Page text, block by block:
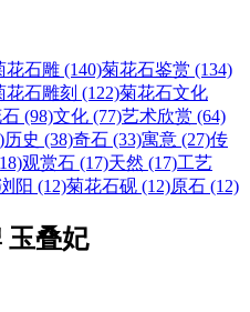
花石雕 (140)菊花石鉴赏 (134)
花石雕刻 (122)菊花石文化
(98)文化 (77)艺术欣赏 (64)
历史 (38)奇石 (33)寓意 (27)传
观赏石 (17)天然 (17)工艺
阳 (12)菊花石砚 (12)原石 (12)
玉叠妃